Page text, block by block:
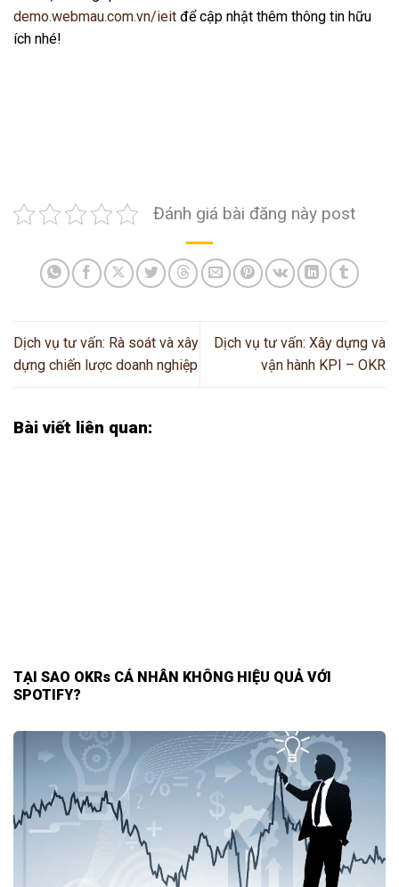
demo.webmau.com.vn/ieit để cập nhật thêm thông tin hữu
ích nhé!
Đánh giá bài đăng này post
Dịch vụ tư vấn: Rà soát và xây
dựng chiến lược doanh nghiệp
Dịch vụ tư vấn: Xây dựng và
vận hành KPI – OKR
Bài viết liên quan:
TẠI SAO OKRs CÁ NHÂN KHÔNG HIỆU QUẢ VỚI
SPOTIFY?